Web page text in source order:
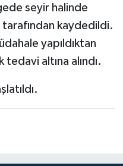
seyir halinde
tarafından kaydedildi.
yapıldıktan
tedavi altına alındı.